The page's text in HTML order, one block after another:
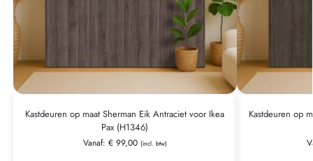
Kastdeuren op maat Sherman Eik Antraciet voor Ikea
Pax (H1346)
Vanaf: €99,00 (incl. btw)
Kastdeuren op